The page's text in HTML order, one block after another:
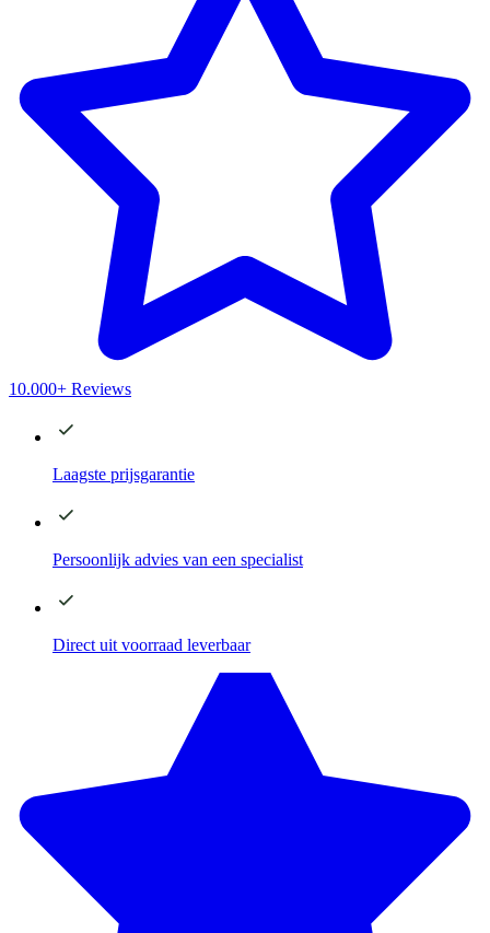
10.000+ Reviews
Laagste prijsgarantie
Persoonlijk advies van een specialist
Direct uit voorraad leverbaar